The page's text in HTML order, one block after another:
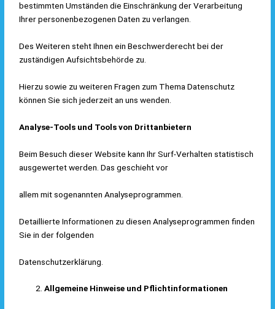
bestimmten Umständen die Einschränkung der Verarbeitung
Ihrer personenbezogenen Daten zu verlangen.
Des Weiteren steht Ihnen ein Beschwerderecht bei der
zuständigen Aufsichtsbehörde zu.
Hierzu sowie zu weiteren Fragen zum Thema Datenschutz
können Sie sich jederzeit an uns wenden.
Analyse-Tools und Tools von Drittanbietern
Beim Besuch dieser Website kann Ihr Surf-Verhalten statistisch
ausgewertet werden. Das geschieht vor
allem mit sogenannten Analyseprogrammen.
Detaillierte Informationen zu diesen Analyseprogrammen finden
Sie in der folgenden
Datenschutzerklärung.
Allgemeine Hinweise und Pflichtinformationen